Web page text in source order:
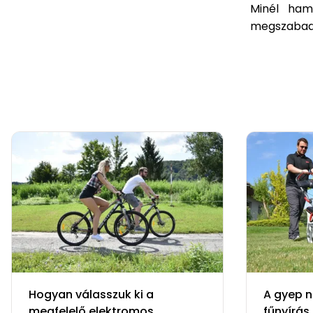
Minél
Hogyan válasszuk ki a
A gyep